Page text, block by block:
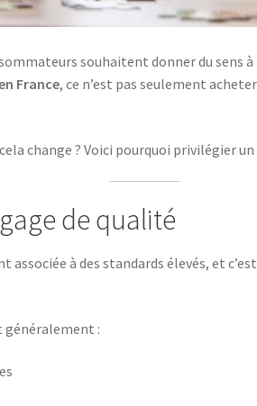
souhaitent donner du sens
France, ce n’est pas seulement
change ? Voici pourquoi privilégier
de qualité
à des standards élevés, et
généralement :